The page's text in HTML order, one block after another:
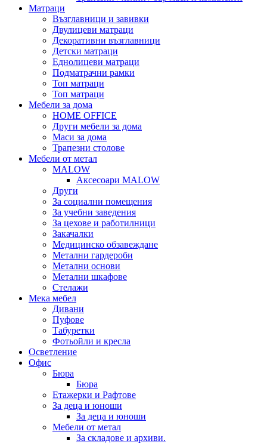
Матраци
Възглавници и завивки
Двулицеви матраци
Декоративни възглавници
Детски матраци
Еднолицеви матраци
Подматрачни рамки
Топ матраци
Топ матраци
Мебели за дома
HOME OFFICE
Други мебели за дома
Маси за дома
Трапезни столове
Мебели от метал
MALOW
Аксесоари MALOW
Други
За социални помещения
За учебни заведения
За цехове и работилници
Закачалки
Медицинско обзавеждане
Метални гардероби
Метални основи
Метални шкафове
Стелажи
Мека мебел
Дивани
Пуфове
Табуретки
Фотьойли и кресла
Осветление
Офис
Бюра
Бюра
Етажерки и Рафтове
За деца и юноши
За деца и юноши
Мебели от метал
За складове и архиви.